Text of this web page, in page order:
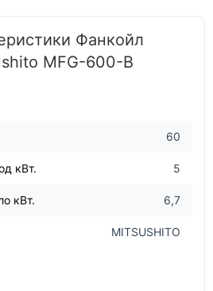
Фанкойл
MFG-600-B
60
кВт. 5
кВт. 6,7
MITSUSHITO